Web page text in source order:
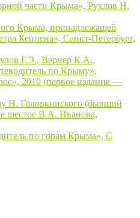
части Крыма», Рухлов Н.
Крыма, принадлежащей
Кеппена», Санкт-Петербург,
Г.Э., Вернер К.А.,
по Крыму»,
2010 (первое издание —
Н. Головкинского (бывший
шестое В.А. Иванова,
по горам Крыма», С